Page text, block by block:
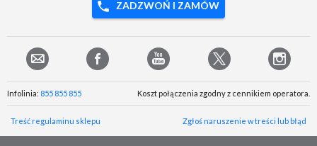
ZADZWOŃ I ZAMÓW
Infolinia: 855 855 855 Koszt połączenia zgodny z cennikiem operatora.
Treść regulaminu sklepu Zgłoś naruszenie w treści lub błąd